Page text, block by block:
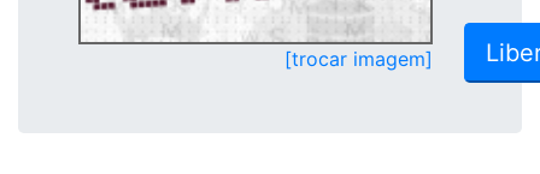
[trocar imagem]